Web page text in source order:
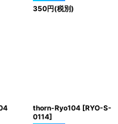
350円(税別)
thorn-Ryo104 [RYO-S-
0114]